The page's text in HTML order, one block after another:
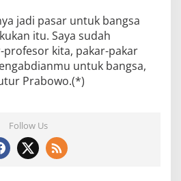
jadi pasar untuk bangsa
itu. Saya sudah
kita, pakar-pakar
untuk bangsa,
Prabowo.(*)
Follow Us